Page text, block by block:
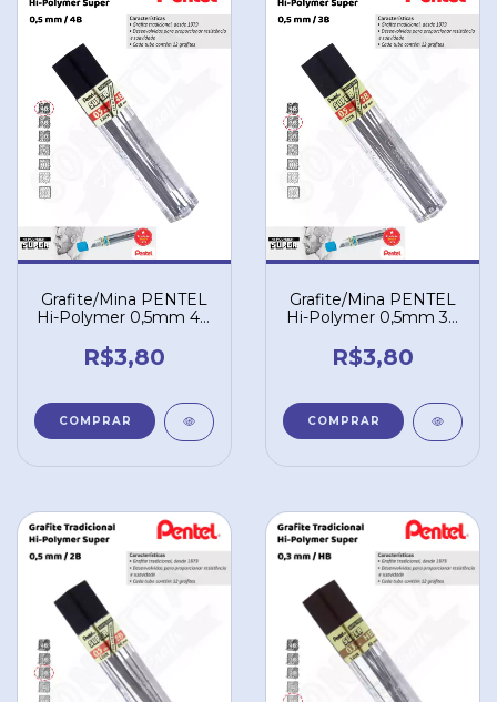
Grafite/Mina PENTEL
Hi-Polymer 0,5mm 4B
R$3,80
Grafite/Mina PENTEL
Hi-Polymer 0,5mm 3B
R$3,80